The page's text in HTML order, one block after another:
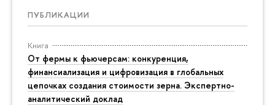
ПУБЛИКАЦИИ
Книга
От фермы к фьючерсам: конкуренция,
финансиализация и цифровизация в глобальных
цепочках создания стоимости зерна. Экспертно-
аналитический доклад